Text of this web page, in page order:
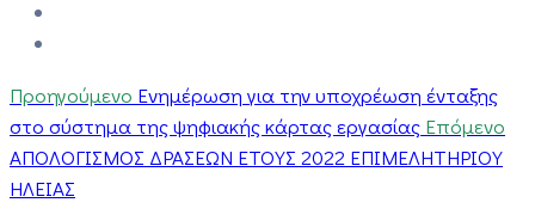
Προηγούμενο Ενημέρωση για την υποχρέωση ένταξης
στο σύστημα της ψηφιακής κάρτας εργασίας Επόμενο
ΑΠΟΛΟΓΙΣΜΟΣ ΔΡΑΣΕΩΝ ΕΤΟΥΣ 2022 ΕΠΙΜΕΛΗΤΗΡΙΟΥ
ΗΛΕΙΑΣ